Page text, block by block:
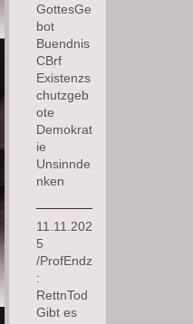
GottesGe
bot
Buendnis
CBrf
Existenzs
chutzgeb
ote
Demokrat
ie
Unsinnde
nken
11.11.202
5
/ProfEndz
:
RettnTod
Gibt es